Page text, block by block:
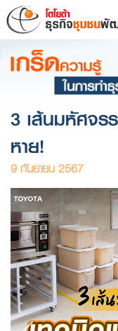
3 เส้นมหัศจ
หาย!
9 กันยายน 2567